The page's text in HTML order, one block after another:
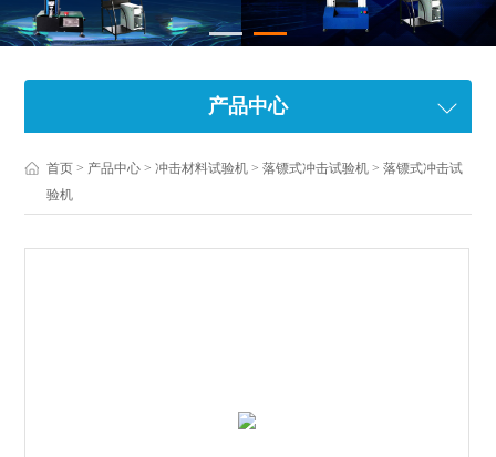
产品中心
首页 > 产品中心 >冲击材料试验机 >落镖式冲击试验机 > 落镖式冲击试
验机